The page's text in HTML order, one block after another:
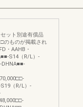
ット別途有償品
のものが掲載され
・AAHB・
S14（R/L）-
DHNA■■-
（R/L）-